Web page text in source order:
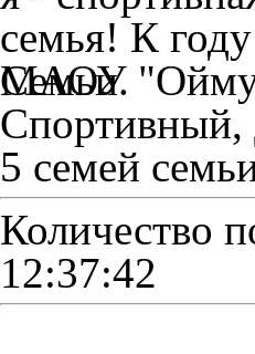
МАОУ
5 семей
Количество
12:37:42